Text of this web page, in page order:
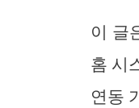
이 글
홈 시
연동